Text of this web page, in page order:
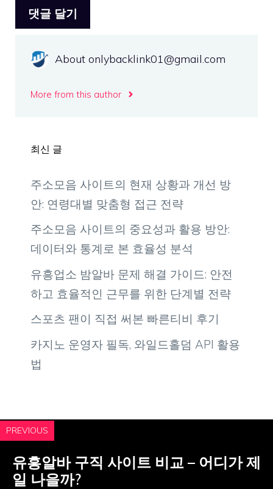
About onlybacklink01@gmail.com
More from this author
최신 글
주소모음 사이트의 현재 상황과 개선 방
안: 연령대별 맞춤형 접근 전략
주소모음 사이트의 중요성과 활용 방안:
데이터와 통계로 본 효율성 분석
유흥업소 밤알바 문제 해결 가이드: 안전
하고 효율적인 근무를 위한 단계별 전략
스포츠 팬이 직접 써본 빠른티비 후기
카지노 운영자 필독, 와일드홀덤 API 활용
법
PREVIOUS
유흥알바 구직 사이트 비교 – 어디가 제
일 나을까?